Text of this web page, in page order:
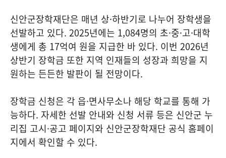
신안군장학재단은 매년 상·하반기로 나누어 장학생을
선발하고 있다. 2025년에는 1,084명의 초·중·고·대학
생에게 총 17억여 원을 지급한 바 있다. 이번 2026년
상반기 장학금 또한 지역 인재들의 성장과 희망을 지
원하는 든든한 발판이 될 전망이다.
장학금 신청은 각 읍·면사무소나 해당 학교를 통해 가
능하다. 자세한 선발 안내와 신청 서류 등은 신안군 누
리집 고시·공고 페이지와 신안군장학재단 공식 홈페이
지에서 확인할 수 있다.